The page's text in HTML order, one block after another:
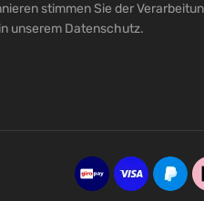
stimmen Sie der
unserem Datenschutz.